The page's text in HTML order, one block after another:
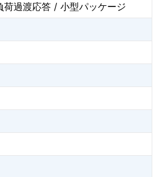
過渡応答 / 小型パッケージ